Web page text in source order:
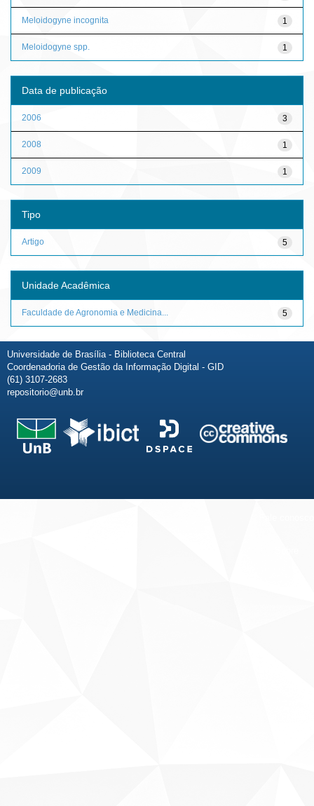
1
Meloidogyne incognita
1
Meloidogyne spp.
Data de publicação
3
2006
1
2008
1
2009
Tipo
5
Artigo
Unidade Acadêmica
5
Faculdade de Agronomia e Medicina...
Universidade de Brasília - Biblioteca Central
Coordenadoria de Gestão da Informação Digital - GID
(61) 3107-2683
repositorio@unb.br